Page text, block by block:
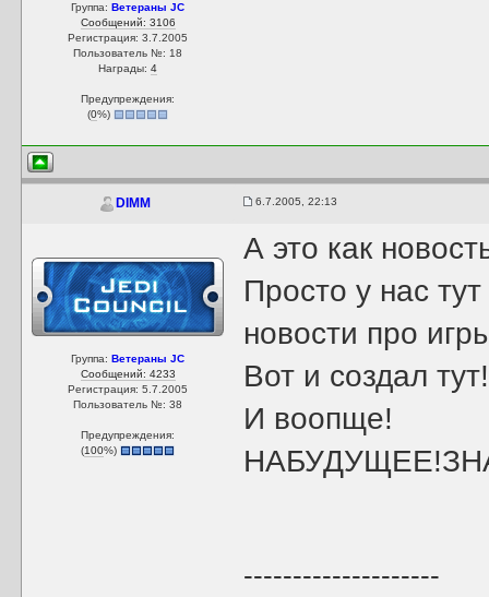
Группа:Ветераны JC
Сообщений: 3106
Регистрация: 3.7.2005
Пользователь №: 18
Награды:4
Предупреждения:
(0%)
DIMM 6.7.2005, 22:13
Группа:Ветераны JC
Сообщений: 4233
Регистрация: 5.7.2005
Пользователь №: 38
Предупреждения:
(100%)
А это как
Просто у нас
новости про
Вот и создал тут!
И воопще!
--------------------